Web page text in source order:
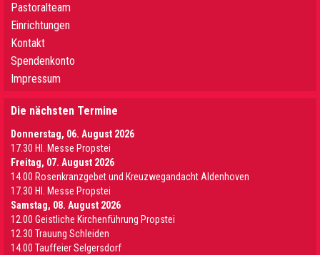
Pastoralteam
Einrichtungen
Kontakt
Spendenkonto
Impressum
Die nächsten Termine
Donnerstag, 06. August 2026
17.30 Hl. Messe Propstei
Freitag, 07. August 2026
14.00 Rosenkranzgebet und Kreuzwegandacht Aldenhoven
17.30 Hl. Messe Propstei
Samstag, 08. August 2026
12.00 Geistliche Kirchenführung Propstei
12.30 Trauung Schleiden
14.00 Tauffeier Selgersdorf